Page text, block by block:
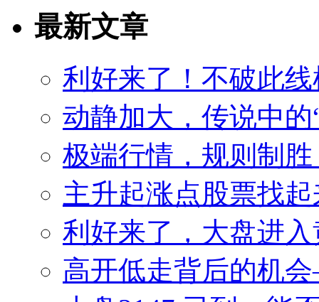
最新文章
利好来了！不破此
动静加大，传说中的
极端行情，规则制胜
主升起涨点股票找
利好来了，大盘进
高开低走背后的机